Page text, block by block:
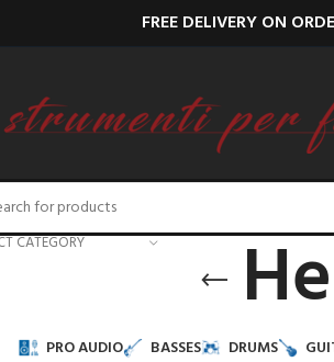
FREE DELIVERY ON
CATEGORY
PRO AUDIO BASSES DRUMS